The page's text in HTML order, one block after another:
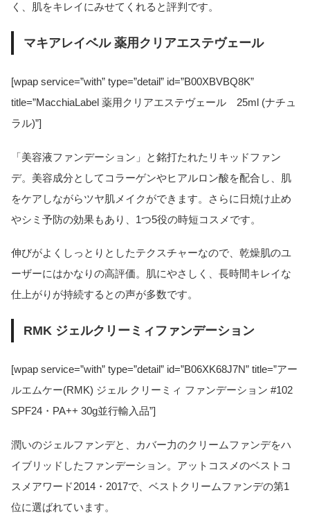
く、肌をキレイにみせてくれると評判です。
マキアレイベル 薬用クリアエステヴェール
[wpap service=”with” type=”detail” id=”B00XBVBQ8K”
title=”MacchiaLabel 薬用クリアエステヴェール 25ml (ナチュ
ラル)”]
「美容液ファンデーション」と銘打たれたリキッドファン
デ。美容成分としてコラーゲンやヒアルロン酸を配合し、肌
をケアしながらツヤ肌メイクができます。さらに日焼け止め
やシミ予防の効果もあり、1つ5役の時短コスメです。
伸びがよくしっとりとしたテクスチャーなので、乾燥肌のユ
ーザーにはかなりの高評価。肌にやさしく、長時間キレイな
仕上がりが持続するとの声が多数です。
RMK ジェルクリーミィファンデーション
[wpap service=”with” type=”detail” id=”B06XK68J7N” title=”アー
ルエムケー(RMK) ジェル クリーミィ ファンデーション #102
SPF24・PA++ 30g並行輸入品”]
潤いのジェルファンデと、カバー力のクリームファンデをハ
イブリッドしたファンデーション。アットコスメのベストコ
スメアワード2014・2017で、ベストクリームファンデの第1
位に選ばれています。